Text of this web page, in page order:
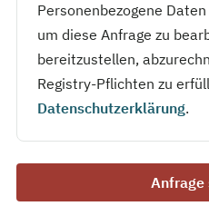
Personenbezogene
um diese Anfrage zu
bereitzustellen,
Registry-Pflichten zu
Datenschutzerklärung.
Anfrage